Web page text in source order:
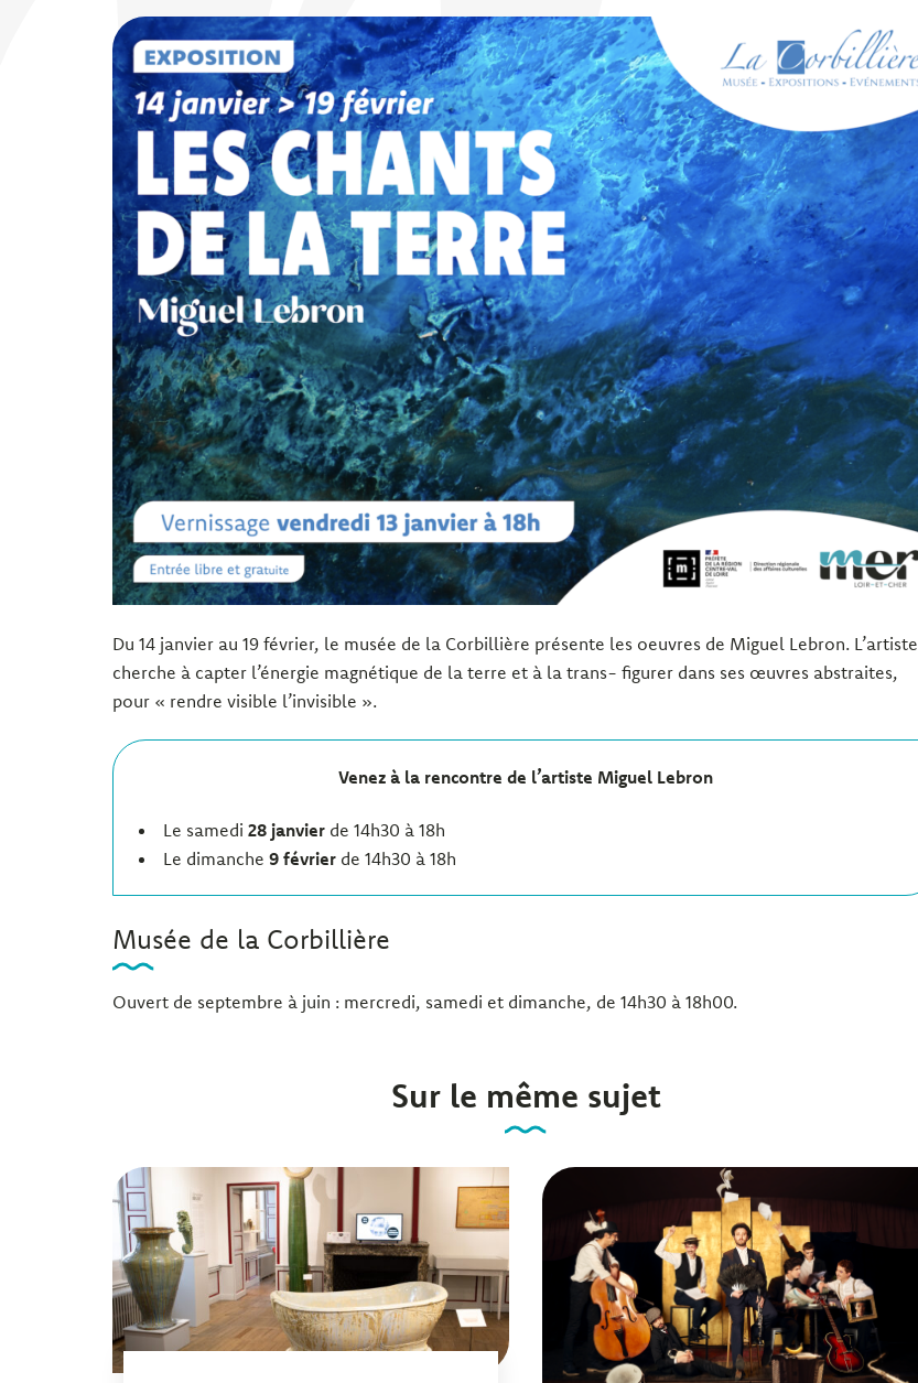
Du 14 janvier au 19 février, le musée de la Corbillière présente les oeuvres de Miguel Lebron. L’artiste
cherche à capter l’énergie magnétique de la terre et à la trans- figurer dans ses œuvres abstraites,
pour « rendre visible l’invisible ».
Venez à la rencontre de l’artiste Miguel Lebron
Le samedi 28 janvier de 14h30 à 18h
Le dimanche 9 février de 14h30 à 18h
Musée de la Corbillière
Ouvert de septembre à juin : mercredi, samedi et dimanche, de 14h30 à 18h00.
Sur le même sujet